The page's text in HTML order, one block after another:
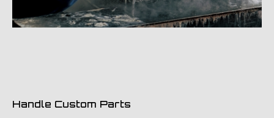
Handle Custom Parts